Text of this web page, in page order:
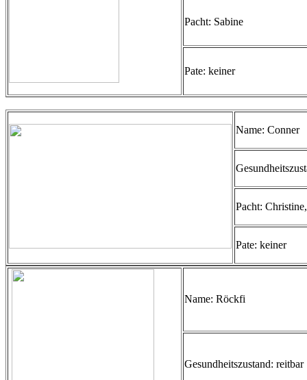
Pacht: Sabine
Pate: keiner
Name: Conner
Pacht:
Pate: keiner
Name: Röckfi
Gesundheitszustand: reitbar